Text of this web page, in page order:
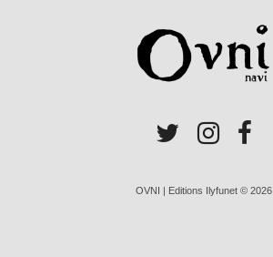
OVNI | Editions Ilyfunet © 2026